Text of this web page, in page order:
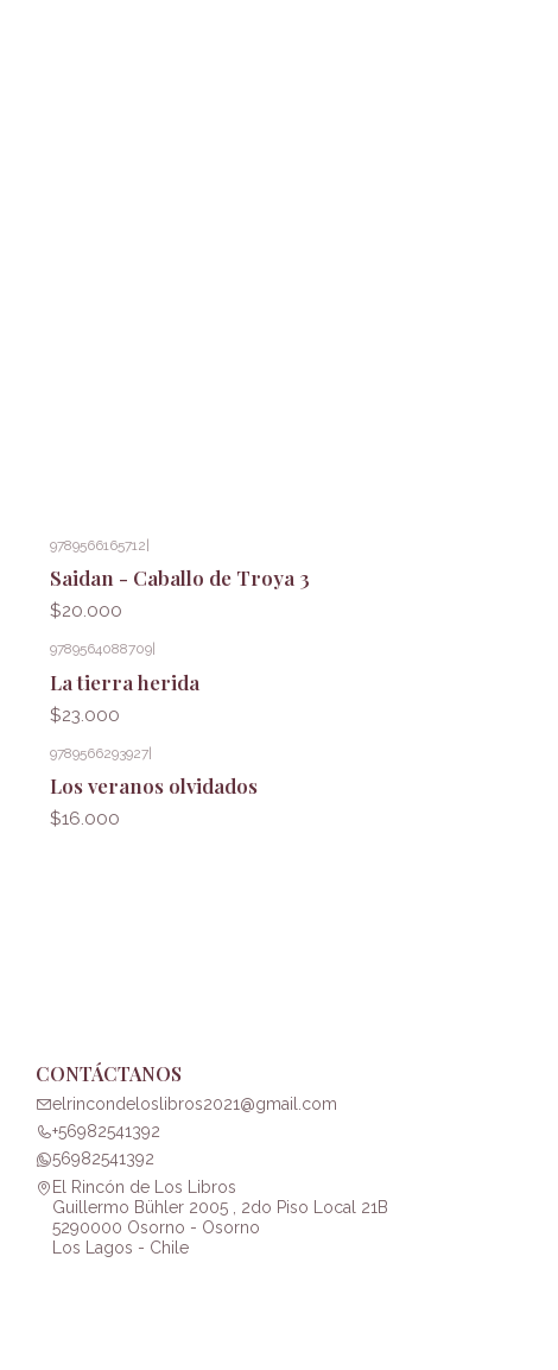
9789566165712
Saidan - Caballo de Troya 3
$20.000
9789564088709|
La tierra herida
$23.000
9789566293927|
Los veranos olvidados
$16.000
CONTÁCTANOS
elrincondeloslibros2021@gmail.com
+56982541392
56982541392
El Rincón de Los Libros
Guillermo Bühler 2005 , 2do Piso Local 21B
5290000 Osorno - Osorno
Los Lagos - Chile